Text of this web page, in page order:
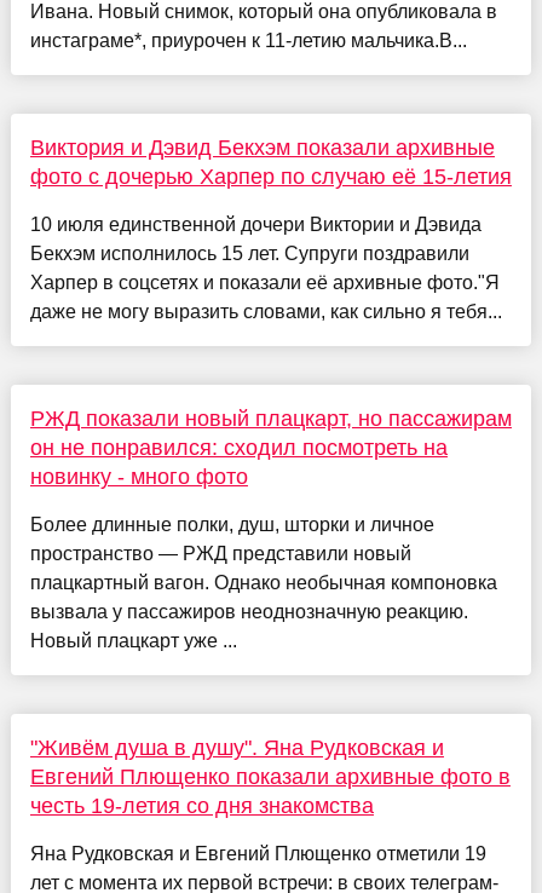
Ивана. Новый снимок, который она опубликовала в
инстаграме*, приурочен к 11-летию мальчика.В...
Виктория и Дэвид Бекхэм показали архивные
фото с дочерью Харпер по случаю её 15-летия
10 июля единственной дочери Виктории и Дэвида
Бекхэм исполнилось 15 лет. Супруги поздравили
Харпер в соцсетях и показали её архивные фото."Я
даже не могу выразить словами, как сильно я тебя...
РЖД показали новый плацкарт, но пассажирам
он не понравился: сходил посмотреть на
новинку - много фото
Более длинные полки, душ, шторки и личное
пространство — РЖД представили новый
плацкартный вагон. Однако необычная компоновка
вызвала у пассажиров неоднозначную реакцию.
Новый плацкарт уже ...
"Живём душа в душу". Яна Рудковская и
Евгений Плющенко показали архивные фото в
честь 19-летия со дня знакомства
Яна Рудковская и Евгений Плющенко отметили 19
лет с момента их первой встречи: в своих телеграм-